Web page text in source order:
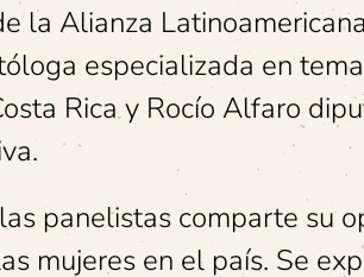
la Alianza
especializada en
Rica y Rocío Alfaro
panelistas comparte su
mujeres en el país. Se